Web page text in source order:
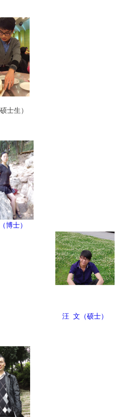
士生）
博士）
汪 文（硕士）